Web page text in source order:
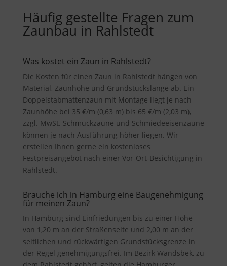
Häufig gestellte Fragen zum
Zaunbau in Rahlstedt
Was kostet ein Zaun in Rahlstedt?
Die Kosten für einen Zaun in Rahlstedt hängen von
Material, Zaunhöhe und Grundstückslänge ab. Ein
Doppelstabmattenzaun mit Montage liegt je nach
Zaunhöhe bei 35 €/m (0,63 m) bis 65 €/m (2,03 m),
zzgl. MwSt. Schmuckzäune und Schmiedeeisenzäune
können je nach Ausführung höher liegen. Wir
erstellen Ihnen gerne ein kostenloses
Festpreisangebot nach einer Vor-Ort-Besichtigung in
Rahlstedt.
Brauche ich in Hamburg eine Baugenehmigung
für meinen Zaun?
In Hamburg sind Einfriedungen bis zu einer Höhe
von 1,20 m an der Straßenseite und 2,00 m an der
seitlichen und rückwärtigen Grundstücksgrenze in
der Regel genehmigungsfrei. Im Bezirk Wandsbek, zu